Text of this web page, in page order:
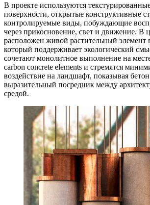
В проекте используются
поверхности, открытые конструктивные
контролируемые виды, побуждающие
через прикосновение, свет и движение. В
расположен живой растительный элемент
который поддерживает экологический
сочетают монолитное выполнение на
carbon concrete elements и стремятся
воздействие на ландшафт, показывая
выразительный посредник между
средой.